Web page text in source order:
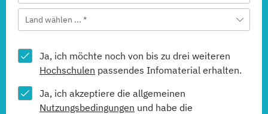
Land wählen ... *
Ja, ich möchte noch von bis zu drei weiteren
Hochschulen passendes Infomaterial erhalten.
Ja, ich akzeptiere die allgemeinen
Nutzungsbedingungen und habe die